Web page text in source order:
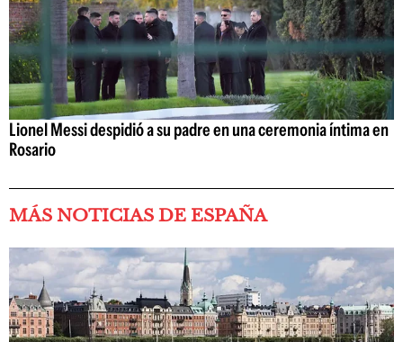
Lionel Messi despidió a su padre en una ceremonia íntima en
Rosario
MÁS NOTICIAS DE ESPAÑA